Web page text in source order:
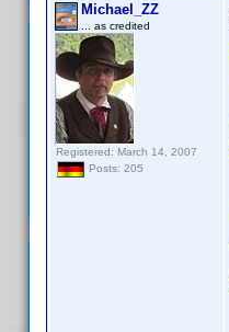
Michael_ZZ
... as credited
Registered: March 14, 2007
Posts: 205